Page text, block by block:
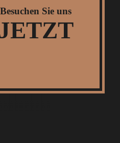
Besuchen Sie uns